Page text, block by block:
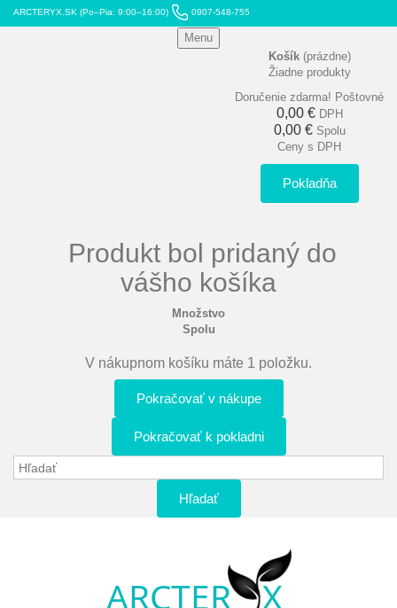
ARCTERYX.SK (Po–Pia: 9:00–16:00) 0907-548-755
Menu
Košík (prázdne)
Žiadne produkty
Doručenie zdarma! Poštovné
0,00 € DPH
0,00 € Spolu
Ceny s DPH
Pokladňa
Produkt bol pridaný do
vášho košíka
Množstvo
Spolu
V nákupnom košíku máte 1 položku.
Pokračovať v nákupe
Pokračovať k pokladni
Hľadať